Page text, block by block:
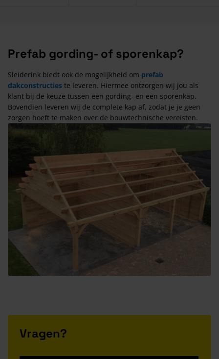
Prefab gording- of sporenkap?
Sleiderink biedt ook de mogelijkheid om prefab
dakconstructies te leveren. Hiermee ontzorgen wij jou als
klant bij de keuze tussen een gording- en een sporenkap.
Bovendien leveren wij de complete kap af, zodat je je geen
zorgen hoeft te maken over de bouwtechnische vereisten.
Vragen?